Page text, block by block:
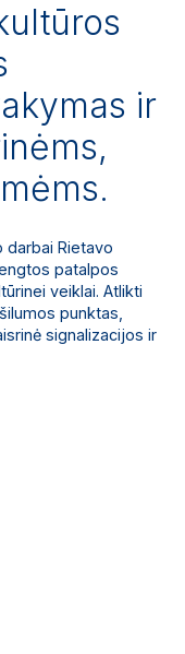
ir
Rietavo
patalpos
veiklai. Atlikti
punktas,
signalizacijos ir